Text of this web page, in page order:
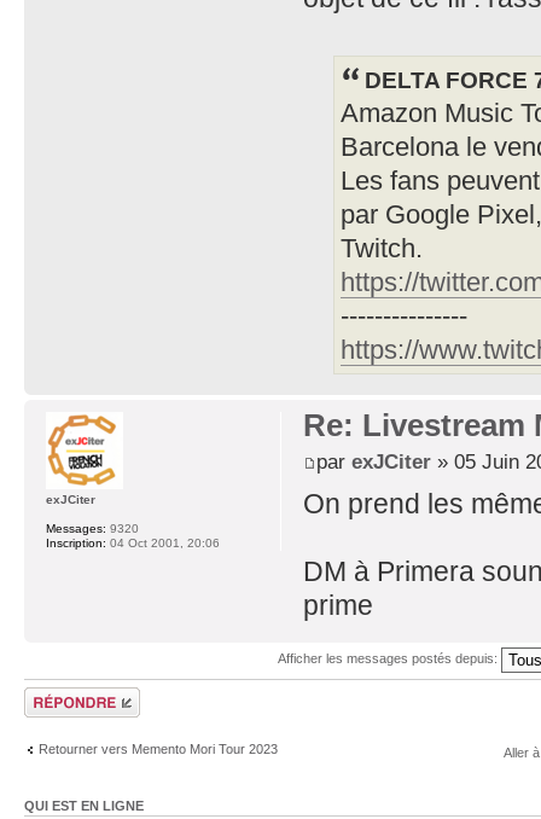
DELTA FORCE
Amazon Music
Barcelona le
Les fans
par Google
Twitch.
https://
---------------
https://
Re: Livestream
par exJCiter» 05 Juin
On prend les
DM à Primera
prime
exJCiter
Messages: 9320
Inscription: 04 Oct 2001, 20:06
Afficher les messages postés depuis:
Répondre
Retourner vers Memento Mori Tour 2023 Aller
QUI EST EN LIGNE